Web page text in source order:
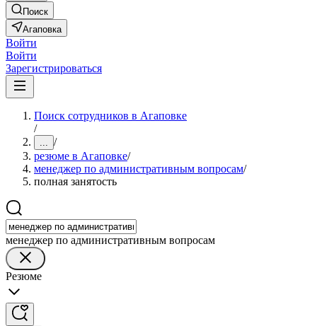
Поиск
Агаповка
Войти
Войти
Зарегистрироваться
Поиск сотрудников в Агаповке
/
... /
резюме в Агаповке/
менеджер по административным вопросам/
полная занятость
менеджер по административным вопросам
Резюме